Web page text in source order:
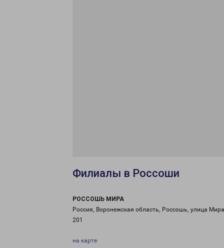
Филиалы в Россоши
РОССОШЬ МИРА
Россия, Воронежская область, Россошь, улица
201
на карте